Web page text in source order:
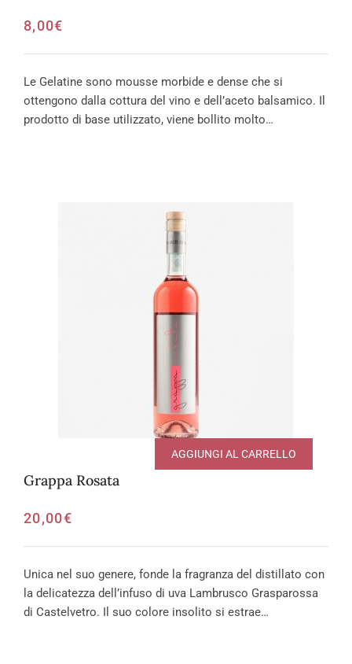
8,00€
Le Gelatine sono mousse morbide e dense che si
ottengono dalla cottura del vino e dell’aceto balsamico. Il
prodotto di base utilizzato, viene bollito molto…
Grappa Rosata
20,00€
AGGIUNGI AL CARRELLO
Unica nel suo genere, fonde la fragranza del distillato con
la delicatezza dell’infuso di uva Lambrusco Grasparossa
di Castelvetro. Il suo colore insolito si estrae…